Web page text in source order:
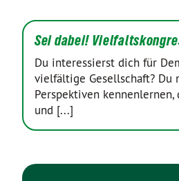
Sei dabei!
Du interessierst dich für
vielfältige Gesellschaft? Du
Perspektiven kennenlernen,
und [...]